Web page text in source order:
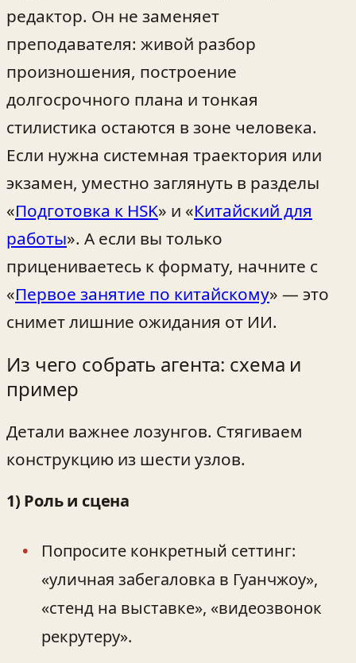
редактор. Он не заменяет
преподавателя: живой разбор
произношения, построение
долгосрочного плана и тонкая
стилистика остаются в зоне человека.
Если нужна системная траектория или
экзамен, уместно заглянуть в разделы
«Подготовка к HSK» и «Китайский для
работы». А если вы только
прицениваетесь к формату, начните с
«Первое занятие по китайскому» — это
снимет лишние ожидания от ИИ.
Из чего собрать агента: схема и
пример
Детали важнее лозунгов. Стягиваем
конструкцию из шести узлов.
1) Роль и сцена
Попросите конкретный сеттинг:
«уличная забегаловка в Гуанчжоу»,
«стенд на выставке», «видеозвонок
рекрутеру».